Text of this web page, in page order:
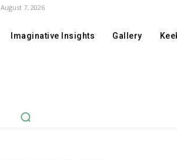
August 7, 2026
Imaginative Insights Gallery